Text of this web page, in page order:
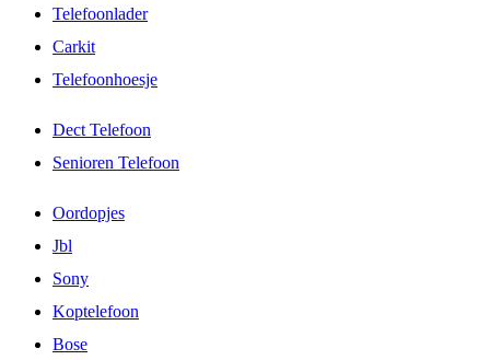
Telefoonlader
Carkit
Telefoonhoesje
Dect Telefoon
Senioren Telefoon
Oordopjes
Jbl
Sony
Koptelefoon
Bose